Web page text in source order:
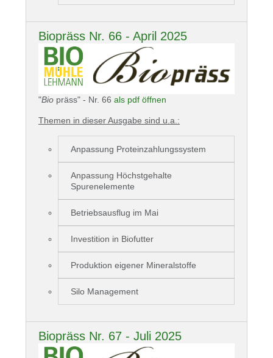
Biopräss Nr. 66 - April 2025
"Bio präss" - Nr. 66 als pdf öffnen
Themen in dieser Ausgabe sind u.a.:
Anpassung Proteinzahlungssystem
Anpassung Höchstgehalte
Spurenelemente
Betriebsausflug im Mai
Investition in Biofutter
Produktion eigener Mineralstoffe
Silo Management
Biopräss Nr. 67 - Juli 2025